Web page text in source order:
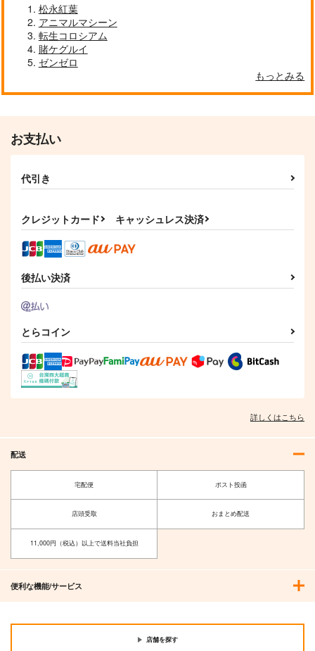
松永紅葉
アニマルマシーン
転生コロシアム
賭ケグルイ
ゼンゼロ
もっとみる
お支払い
代引き
クレジットカード キャッシュレス決済
後払い決済
とらコイン
詳しくはこちら
配送
宅配便 ポスト投函
店頭受取 おまとめ配送
11,000円（税込）以上で送料当社負担
便利な機能/サービス
店舗を探す